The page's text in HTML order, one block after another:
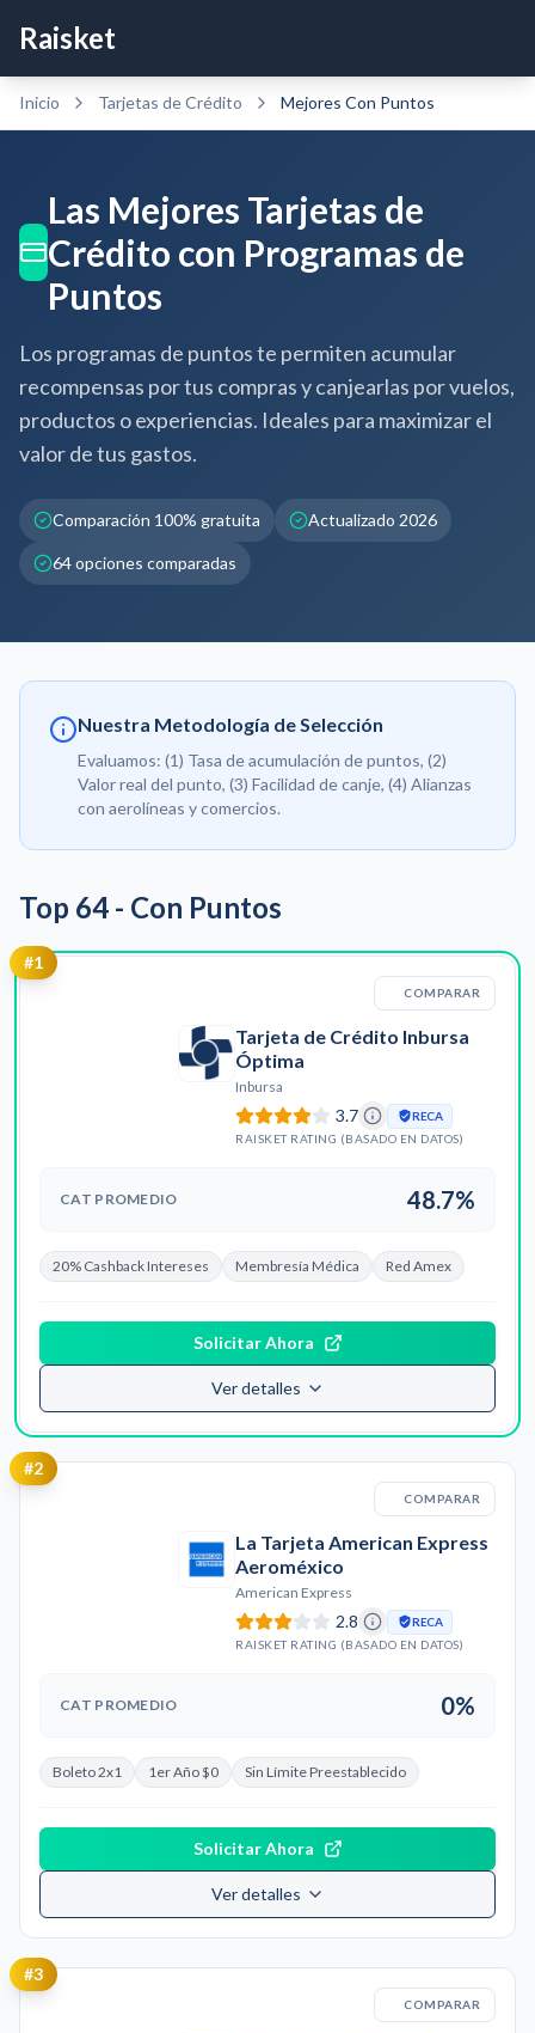
Raisket
Inicio Tarjetas de Crédito Mejores Con Puntos
Las Mejores Tarjetas de
Crédito con Programas de
Puntos
Los programas de puntos te permiten acumular
recompensas por tus compras y canjearlas por vuelos,
productos o experiencias. Ideales para maximizar el
valor de tus gastos.
Comparación 100% gratuita Actualizado 2026
64opciones comparadas
Nuestra Metodología de Selección
Evaluamos: (1) Tasa de acumulación de puntos, (2)
Valor real del punto, (3) Facilidad de canje, (4) Alianzas
con aerolíneas y comercios.
Top 64 - Con Puntos
#1
COMPARAR
Tarjeta de Crédito Inbursa
Óptima
Inbursa
3.7
RECA
RAISKET RATING (BASADO EN DATOS)
CAT PROMEDIO 48.7%
20% Cashback Intereses Membresía Médica Red Amex
Solicitar Ahora
Ver detalles
#2
COMPARAR
La Tarjeta American Express
Aeroméxico
American Express
2.8
RECA
RAISKET RATING (BASADO EN DATOS)
CAT PROMEDIO 0%
Boleto 2x1 1er Año $0 Sin Límite Preestablecido
Solicitar Ahora
Ver detalles
#3
COMPARAR